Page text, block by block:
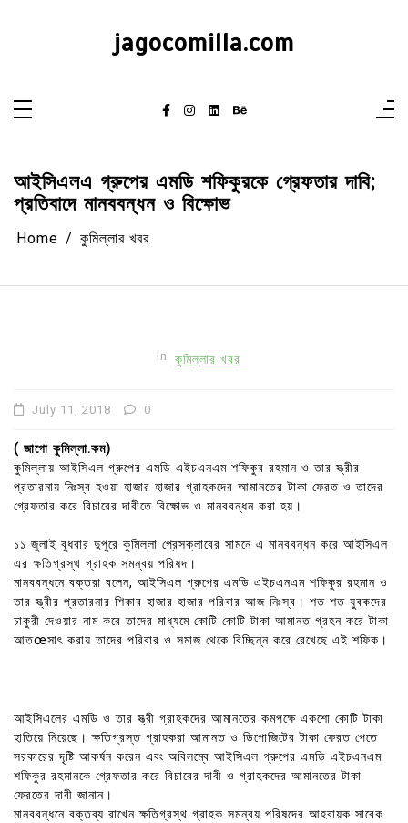
jagocomilla.com
আইসিএলএ গ্রুপের এমডি শফিকুরকে গ্রেফতার দাবি;
প্রতিবাদে মানববন্ধন ও বিক্ষোভ
Home কুমিল্লার খবর
In কুমিল্লার খবর
July 11, 2018 0
( জাগো কুমিল্লা.কম)
কুমিল্লায় আইসিএল গ্রুপের এমডি এইচএনএম শফিকুর রহমান ও তার স্ত্রীর
প্রতারনায় নিঃস্ব হওয়া হাজার হাজার গ্রাহকদের আমানতের টাকা ফেরত ও তাদের
গ্রেফতার করে বিচারের দাবীতে বিক্ষোভ ও মানববন্ধন করা হয়।
১১ জুলাই বুধবার দুপুরে কুমিল্লা প্রেসক্লাবের সামনে এ মানববন্ধন করে আইসিএল
এর ক্ষতিগ্রস্থ গ্রাহক সমন্বয় পরিষদ।
মানববন্ধনে বক্তরা বলেন, আইসিএল গ্রুপের এমডি এইচএনএম শফিকুর রহমান ও
তার স্ত্রীর প্রতারনার শিকার হাজার হাজার পরিবার আজ নিঃস্ব। শত শত যুবকদের
চাকুরী দেওয়ার নাম করে তাদের মাধ্যমে কোটি কোটি টাকা আমানত গ্রহন করে টাকা
আতœসাৎ করায় তাদের পরিবার ও সমাজ থেকে বিচ্ছিন্ন করে রেখেছে এই শফিক।
আইসিএলের এমডি ও তার স্ত্রী গ্রাহকদের আমানতের কমপক্ষে একশো কোটি টাকা
হাতিয়ে নিয়েছে। ক্ষতিগ্রস্ত গ্রাহকরা আমানত ও ডিপোজিটের টাকা ফেরত পেতে
সরকারের দৃষ্টি আকর্ষন করেন এবং অবিলম্বে আইসিএল গ্রুপের এমডি এইচএনএম
শফিকুর রহমানকে গ্রেফতার করে বিচারের দাবী ও গ্রাহকদের আমানতের টাকা
ফেরতের দাবী জানান।
মানববন্ধনে বক্তব্য রাখেন ক্ষতিগ্রস্থ গ্রাহক সমন্বয় পরিষদের আহবায়ক সাবেক